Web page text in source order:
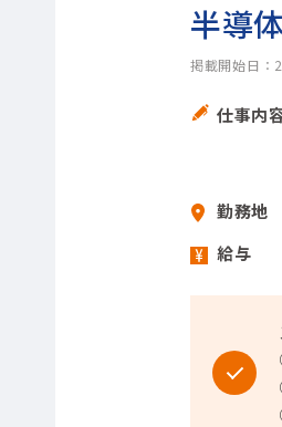
半導
掲載開始日：
仕事内
勤務地
給与